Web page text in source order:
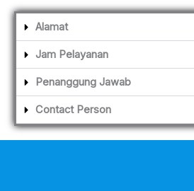
Alamat
Jam Pelayanan
Penanggung Jawab
Contact Person